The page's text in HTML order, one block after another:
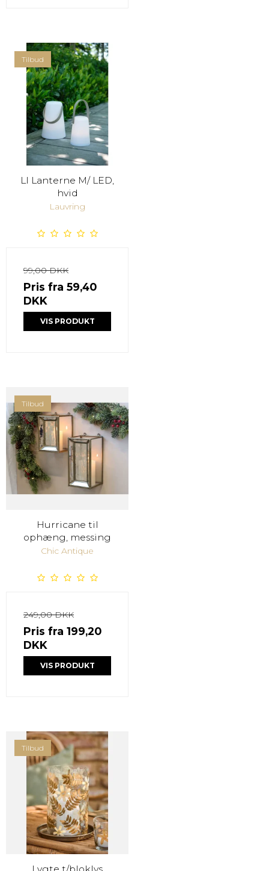
Tilbud
LI Lanterne M/ LED,
hvid
Lauvring
99,00 DKK
Pris fra 59,40
DKK
VIS PRODUKT
Tilbud
Hurricane til
ophæng, messing
Chic Antique
249,00 DKK
Pris fra 199,20
DKK
VIS PRODUKT
Tilbud